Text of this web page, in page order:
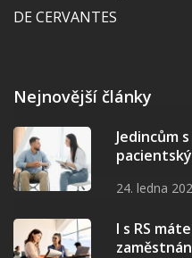
DE CERVANTES
Nejnovější články
Jedincům
24. ledna
I s RS